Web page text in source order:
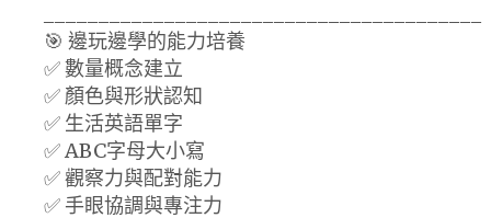
🎯 邊玩邊學的能力培養
✅ 數量概念建立
✅ 顏色與形狀認知
✅ 生活英語單字
✅ ABC字母大小寫
✅ 觀察力與配對能力
✅ 手眼協調與專注力